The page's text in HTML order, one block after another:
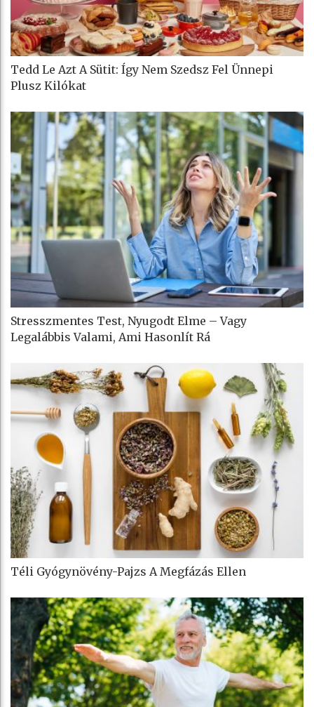
Tedd Le Azt A Sütit: Így Nem Szedsz Fel Ünnepi
Plusz Kilókat
Stresszmentes Test, Nyugodt Elme – Vagy
Legalábbis Valami, Ami Hasonlít Rá
Téli Gyógynövény-Pajzs A Megfázás Ellen